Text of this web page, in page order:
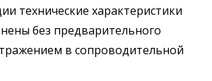
технические характеристики
без предварительного
в сопроводительной